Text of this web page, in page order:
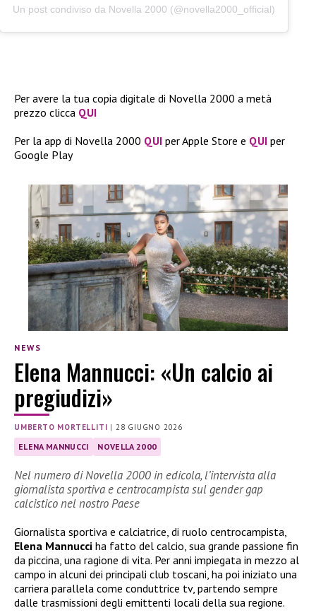
Un post condiviso da Novella 2000 (@novella2000_official)
Per avere la tua copia digitale di Novella 2000 a metà
prezzo clicca QUI
Per la app di Novella 2000 QUI per Apple Store e QUI per
Google Play
NEWS
Elena Mannucci: «Un calcio ai
pregiudizi»
UMBERTO MORTELLITI | 28 GIUGNO 2026
ELENA MANNUCCI NOVELLA 2000
Nel numero di Novella 2000 in edicola, l’intervista alla
giornalista sportiva e centrocampista sul gender gap
calcistico nel nostro Paese
Giornalista sportiva e calciatrice, di ruolo centrocampista,
Elena Mannucci ha fatto del calcio, sua grande passione fin
da piccina, una ragione di vita. Per anni impiegata in mezzo al
campo in alcuni dei principali club toscani, ha poi iniziato una
carriera parallela come conduttrice tv, partendo sempre
dalle trasmissioni degli emittenti locali della sua regione.